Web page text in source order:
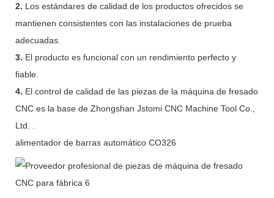
2. Los estándares de calidad de los productos ofrecidos se
mantienen consistentes con las instalaciones de prueba
adecuadas.
3. El producto es funcional con un rendimiento perfecto y
fiable.
4. El control de calidad de las piezas de la máquina de fresado
CNC es la base de Zhongshan Jstomi CNC Machine Tool Co.,
Ltd. .
alimentador de barras automático CO326